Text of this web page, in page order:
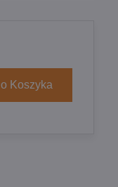
Do Koszyka